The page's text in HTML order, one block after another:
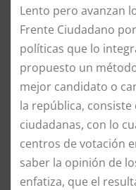
​Lento pero avanzan
Frente Ciudadano
políticas que lo
propuesto un
mejor candidato o
la república,
ciudadanas, con lo
centros de votación
saber la opinión de
enfatiza, que el